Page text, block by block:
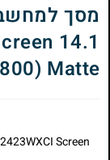
14.1
Matte